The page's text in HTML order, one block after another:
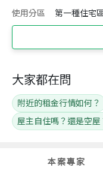
使用分區
第一種住宅
本案專家
大家都在問
附近的租金行情如何？
屋主自住嗎？還是空屋